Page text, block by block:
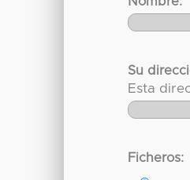
Su
Esta
Ficheros: